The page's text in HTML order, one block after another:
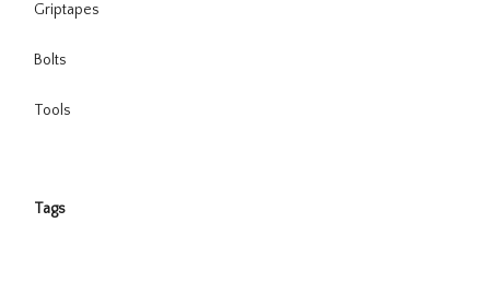
Griptapes
Bolts
Tools
Tags